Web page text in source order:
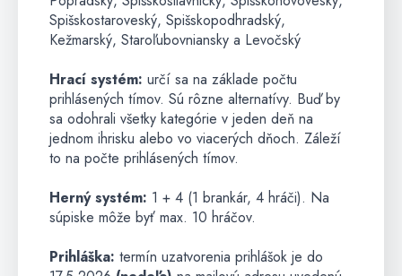
Spišskostaroveský, Spišskopodhradský,
Kežmarský, Staroľubovniansky a Levočský
Hrací systém: určí sa na základe počtu
prihlásených tímov. Sú rôzne alternatívy. Buď by
sa odohrali všetky kategórie v jeden deň na
jednom ihrisku alebo vo viacerých dňoch. Záleží
to na počte prihlásených tímov.
Herný systém: 1 + 4 (1 brankár, 4 hráči). Na
súpiske môže byť max. 10 hráčov.
Prihláška: termín uzatvorenia prihlášok je do